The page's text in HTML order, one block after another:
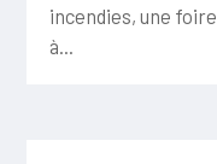
incendies, une
à...